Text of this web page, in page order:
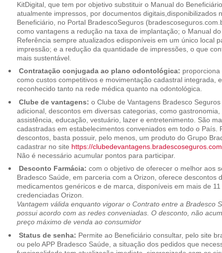
KitDigital, que tem por objetivo substituir o Manual do
atualmente impressos, por documentos digitais,disponibilizados
Beneficiário, no Portal BradescoSeguros
como vantagens a redução na taxa de implantação; o Manual
Referência sempre atualizados edisponíveis em um único local
impressão; e a redução da quantidade de impressões, o que
mais sustentável.
Contratação conjugada ao plano odontológica:
como custos competitivos e movimentação cadastral integrada,
reconhecido tanto na rede médica quanto na odontológica.
Clube de vantagens: o Clube de Vantagens Bradesco
adicional, descontos em diversas categorias, como
assistência, educação, vestuário, lazer e entretenimento. São
cadastradas em estabelecimentos conveniados em todo o País.
descontos, basta possuir, pelo menos, um produto do Grupo
cadastrar no site https://
Não é necessário acumular pontos para participar.
Desconto Farmácia: com o objetivo de oferecer o melhor aos
Bradesco Saúde, em parceria com a Orizon, oferece descontos
medicamentos genéricos e de marca, disponíveis em mais de
credenciadas Orizon.
Vantagem válida enquanto vigorar o Contrato entre a Bradesco
possui acordo com as redes conveniadas. O desconto, não
preço máximo de venda ao consumidor
Status de senha: Permite ao Beneficiário consultar, pelo site
ou pelo APP Bradesco Saúde, a situação dos pedidos que